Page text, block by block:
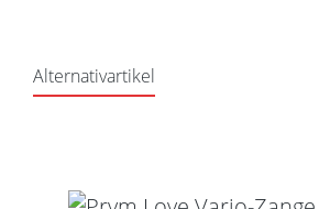
Alternativartikel